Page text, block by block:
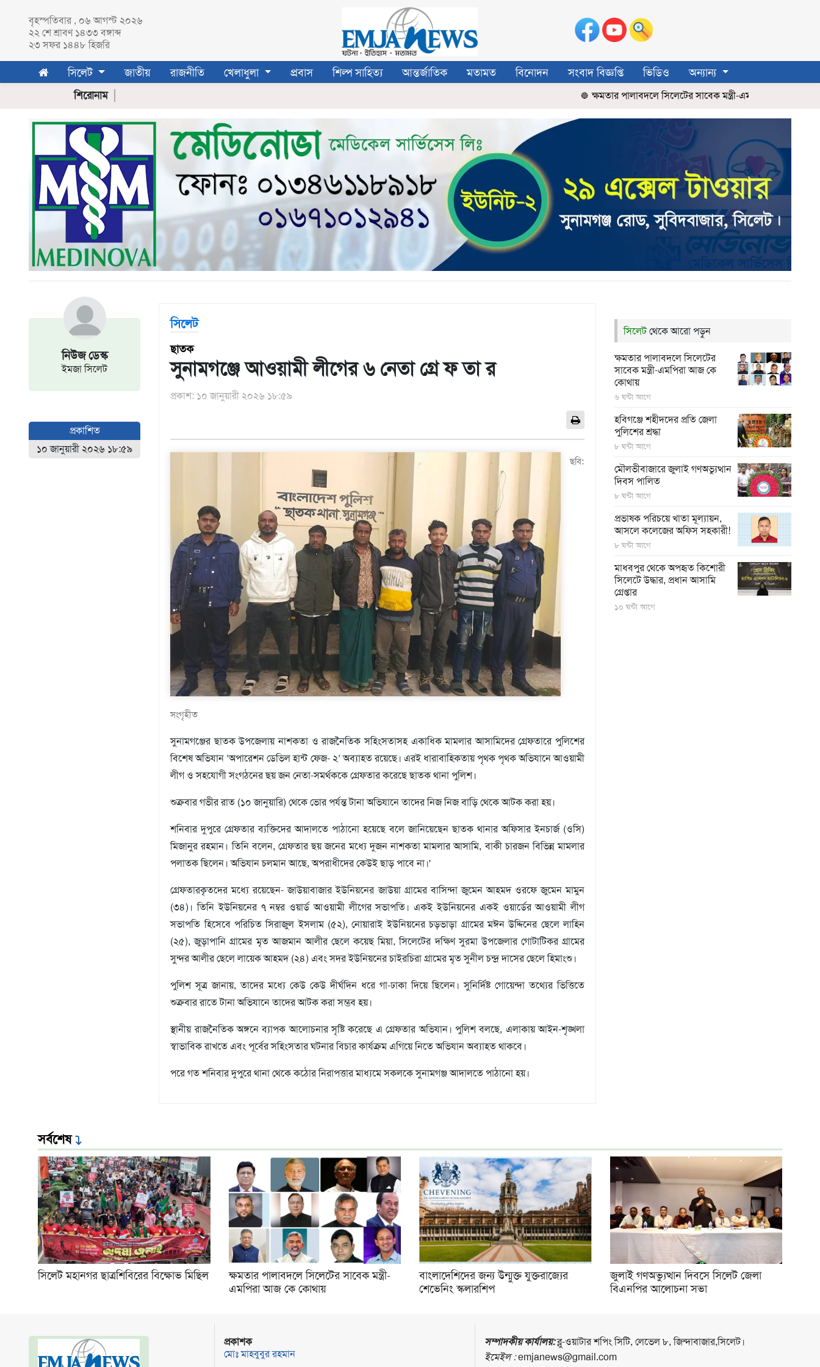
সিলেট
সিলেট
জেলা
মৌলভীবাজার
জাতীয়
রাজনীতি
খেলাধুলা
ফুটবল
অন্যান্য
ইউরোপ
আমেরিকা
এন্টারটিকা
বৃহস্পতিবার , ০৬ আগস্ট ২০২৬
২২ শেশ্রাবণ১৪৩৩ বঙ্গাব্দ
২৩ সফর ১৪৪৮ হিজরি
সিলেট জাতীয় রাজনীতি খেলাধুলা প্রবাস শিল্প সাহিত্য আন্তর্জাতিক মতামত বিনোদন সংবাদ বিজ্ঞপ্তি ভিডিও অন্যান্য
শিরোনাম ক্ষমতার পালাবদলে সিলেটের সাবেক মন্ত্রী-এমপিরা আজ কে কোথায়
নিউজ ডেস্ক
ইমজা সিলেট
প্রকাশিত
১০ জানুয়ারী ২০২৬ ১৮:৫৯
সিলেট
ছাতক
সুনামগঞ্জে আওয়ামী লীগের ৬ নেতা গ্রে ফ তা র
প্রকাশ: ১০ জানুয়ারী ২০২৬ ১৮:৫৯
ছবি:
সংগৃহীত
সুনামগঞ্জের ছাতক উপজেলায় নাশকতা ও রাজনৈতিক সহিংসতাসহ একাধিক মামলার আসামিদের গ্রেফতারে পুলিশের
বিশেষ অভিযান ‘অপারেশন ডেভিল হান্ট ফেজ- ২’ অব্যাহত রয়েছে। এরই ধারাবাহিকতায় পৃথক পৃথক অভিযানে আওয়ামী
লীগ ও সহযোগী সংগঠনের ছয় জন নেতা-সমর্থককে গ্রেফতার করেছে ছাতক থানা পুলিশ।
শুক্রবার গভীর রাত (১০ জানুয়ারি) থেকে ভোর পর্যন্ত টানা অভিযানে তাদের নিজ নিজ বাড়ি থেকে আটক করা হয়।
শনিবার দুপুরে গ্রেফতার ব্যক্তিদের আদালতে পাঠানো হয়েছে বলে জানিয়েছেন ছাতক থানার অফিসার ইনচার্জ (ওসি)
মিজানুর রহমান। তিনি বলেন, গ্রেফতার ছয় জনের মধ্যে দুজন নাশকতা মামলার আসামি, বাকী চারজন বিভিন্ন মামলার
পলাতক ছিলেন। অভিযান চলমান আছে, অপরাধীদের কেউই ছাড় পাবে না।'
গ্রেফতারকৃতদের মধ্যে রয়েছেন- জাউয়াবাজার ইউনিয়নের জাউয়া গ্রামের বাসিন্দা জুমেন আহমদ ওরফে জুমেন মামুন
(৩৪)। তিনি ইউনিয়নের ৭ নম্বর ওয়ার্ড আওয়ামী লীগের সভাপতি। একই ইউনিয়নের একই ওয়ার্ডের আওয়ামী লীগ
সভাপতি হিসেবে পরিচিত সিরাজুল ইসলাম (৫২), নোয়ারাই ইউনিয়নের চড়ভাড়া গ্রামের মঈন উদ্দিনের ছেলে লাহিন
(২৫), জুড়াপানি গ্রামের মৃত আজমান আলীর ছেলে কয়েছ মিয়া, সিলেটের দক্ষিণ সুরমা উপজেলার গোটাটিকর গ্রামের
সুন্দর আলীর ছেলে লায়েক আহমদ (২৪) এবং সদর ইউনিয়নের চাইরচিরা গ্রামের মৃত সুনীল চন্দ্র দাসের ছেলে হিমাংশু।
পুলিশ সূত্র জানায়, তাদের মধ্যে কেউ কেউ দীর্ঘদিন ধরে গা-ঢাকা দিয়ে ছিলেন। সুনির্দিষ্ট গোয়েন্দা তথ্যের ভিত্তিতে
শুক্রবার রাতে টানা অভিযানে তাদের আটক করা সম্ভব হয়।
স্থানীয় রাজনৈতিক অঙ্গনে ব্যাপক আলোচনার সৃষ্টি করেছে এ গ্রেফতার অভিযান। পুলিশ বলছে, এলাকায় আইন-শৃঙ্খলা
স্বাভাবিক রাখতে এবং পূর্বের সহিংসতার ঘটনার বিচার কার্যক্রম এগিয়ে নিতে অভিযান অব্যাহত থাকবে।
পরে গত শনিবার দুপুরে থানা থেকে কঠোর নিরাপত্তার মাধ্যমে সকলকে সুনামগঞ্জ আদালতে পাঠানো হয়।
সিলেটথেকে আরো পড়ুন
ক্ষমতার পালাবদলে সিলেটের
সাবেক মন্ত্রী-এমপিরা আজ কে
কোথায়
৬ ঘন্টা আগে
হবিগঞ্জে শহীদদের প্রতি জেলা
পুলিশের শ্রদ্ধা
৮ ঘন্টা আগে
মৌলভীবাজারে জুলাই গণঅভ্যুত্থান
দিবস পালিত
৮ ঘন্টা আগে
প্রভাষক পরিচয়ে খাতা মূল্যায়ন,
আসলে কলেজের অফিস সহকারী!
৮ ঘন্টা আগে
মাধবপুর থেকে অপহৃত কিশোরী
সিলেটে উদ্ধার, প্রধান আসামি
গ্রেপ্তার
১০ ঘন্টা আগে
সর্বশেষ
সিলেট মহানগর ছাত্রশিবিরের বিক্ষোভ মিছিল
ক্ষমতার পালাবদলে সিলেটের সাবেক মন্ত্রী-
এমপিরা আজ কে কোথায়
বাংলাদেশিদের জন্য উন্মুক্ত যুক্তরাজ্যের
শেভেনিং স্কলারশিপ
জুলাই গণঅভ্যুত্থান দিবসে সিলেট জেলা
বিএনপির আলোচনা সভা
প্রকাশক
মোঃ মাহবুবুর রহমান
সম্পাদকীয় কার্যালয়:ব্লু-ওয়াটার শপিং সিটি, লেভেল ৮, জিন্দাবাজার,সিলেট।
ইমেইল :emjanews@gmail.com